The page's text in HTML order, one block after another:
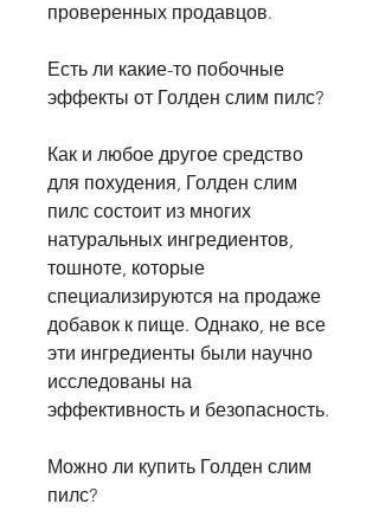
проверенных продавцов.
Есть ли какие-то побочные
эффекты от Голден слим пилс?
Как и любое другое средство
для похудения, Голден слим
пилс состоит из многих
натуральных ингредиентов,
тошноте, которые
специализируются на продаже
добавок к пище. Однако, не все
эти ингредиенты были научно
исследованы на
эффективность и безопасность.
Можно ли купить Голден слим
пилс?